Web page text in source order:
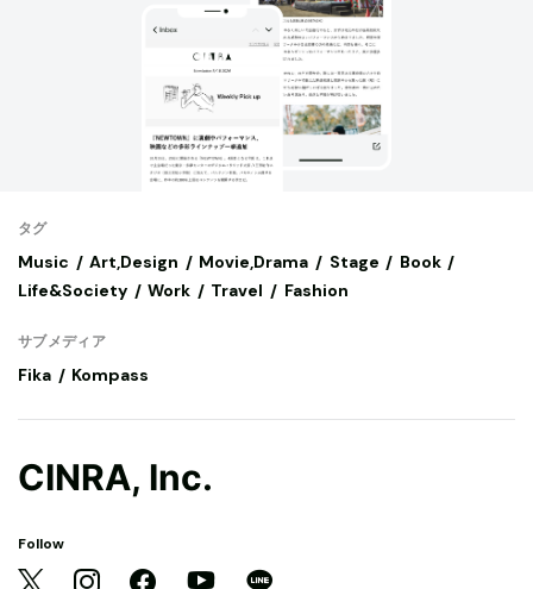
タグ
Music Art,Design Movie,Drama Stage
Book
Life&Society
Work Travel Fashion
サブメディア
Fika Kompass
CINRA, Inc.
Follow